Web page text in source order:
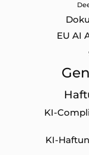
EU AI
KI-
KI-